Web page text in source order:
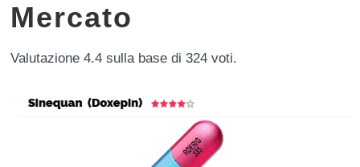
Mercato
Valutazione4.4 sulla base di324 voti.